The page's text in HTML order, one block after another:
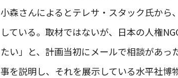
小森さんによるとテレサ・スタック氏か
している。取材ではないが、日本の人権
たい」と、計画当初にメールで相談があ
事を説明し、それを展示している水平社博